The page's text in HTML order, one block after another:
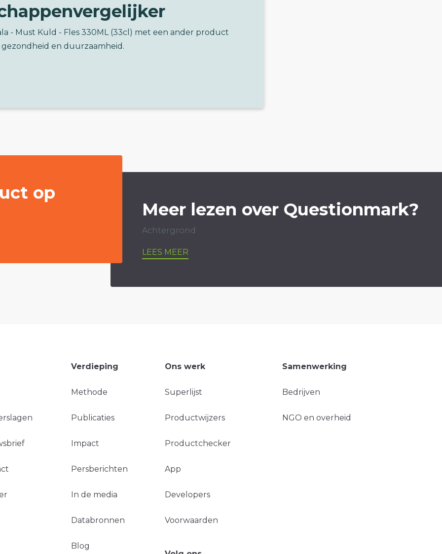
- Must Kuld - Fles 330ML (33cl) met een ander product
en duurzaamheid.
op
Meer lezen over Questionmark?
Achtergrond
LEES MEER
Verdieping
Methode
Publicaties
Impact
Persberichten
In de media
Databronnen
Blog
Ons werk
Superlijst
Productwijzers
Productchecker
App
Developers
Voorwaarden
Samenwerking
Bedrijven
NGO en overheid